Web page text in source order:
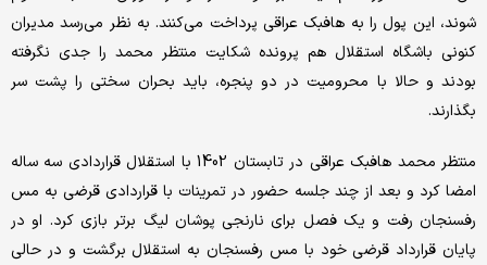
شوند، این پول را به هافبک عراقی پرداخت می‌کنند. به نظر می‌رسد مدیران
کنونی باشگاه استقلال هم پرونده شکایت منتظر محمد را جدی نگرفته
بودند و حالا با محرومیت در دو پنجره، باید بحران سختی را پشت سر
بگذارند.
منتظر محمد هافبک عراقی در تابستان 1402 با استقلال قراردادی سه ساله
امضا کرد و بعد از چند جلسه حضور در تمرینات با قراردادی قرضی به مس
رفسنجان رفت و یک فصل برای نارنجی پوشان لیگ برتر بازی کرد. او در
پایان قرارداد قرضی خود با مس رفسنجان به استقلال برگشت و در حالی